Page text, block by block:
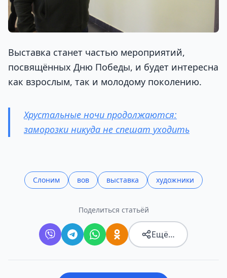
Выставка станет частью мероприятий,
посвящённых Дню Победы, и будет интересна
как взрослым, так и молодому поколению.
Хрустальные ночи продолжаются:
заморозки никуда не спешат уходить
Слоним вов выставка художники
Поделиться статьёй
Ещё…